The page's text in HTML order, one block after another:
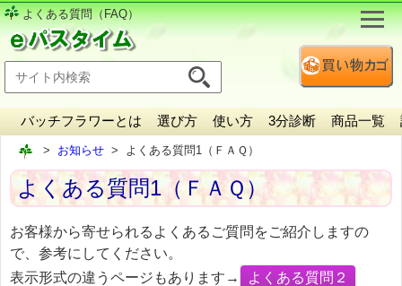
よくある質問（FAQ）
バッチフラワーとは 選び方 使い方 3分診断 商品一覧
お知らせ よくある質問1（ＦＡＱ）
よくある質問1（ＦＡＱ）
お客様から寄せられるよくあるご質問をご紹介しますの
で、参考にしてください。
表示形式の違うページもあります→
よくある質問２